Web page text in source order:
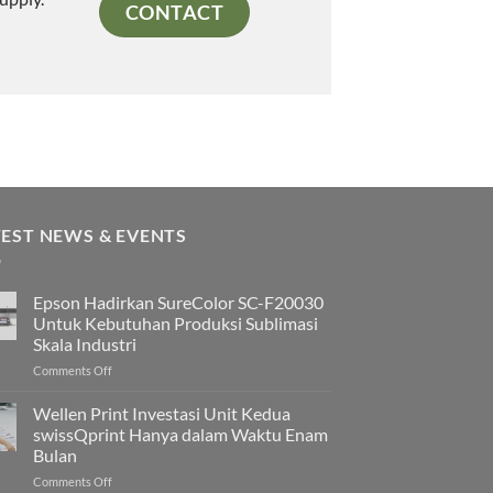
CONTACT
NEWS & EVENTS
Epson Hadirkan SureColor SC-F20030
Untuk Kebutuhan Produksi Sublimasi
Skala Industri
Comments Offon
Hadirkan
SC-
Untuk
Wellen Print Investasi Unit Kedua
swissQprint Hanya dalam Waktu Enam
Bulan
Comments Offon